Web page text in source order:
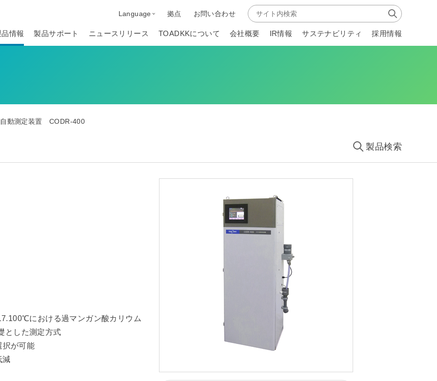
Language 拠点 お問い合わせ
品情報 製品サポート ニュースリリース TOADKKについて 会社概要 IR情報 サステナビリティ 採用情報
動測定装置 CODR-400
製品検索
における過マンガン酸カリウム
とした測定方式
択が可能
減